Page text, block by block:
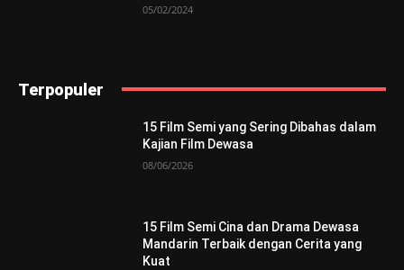
05/02/2024
Terpopuler
15 Film Semi yang Sering Dibahas dalam
Kajian Film Dewasa
08/06/2026
15 Film Semi Cina dan Drama Dewasa
Mandarin Terbaik dengan Cerita yang
Kuat